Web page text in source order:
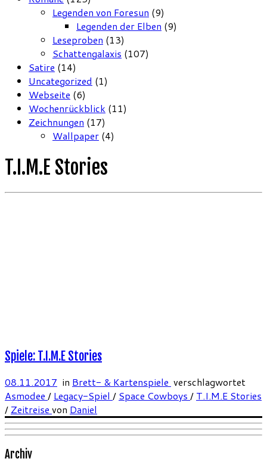
Legenden von Foresun (9)
Legenden der Elben (9)
Leseproben (13)
Schattengalaxis (107)
Satire (14)
Uncategorized (1)
Webseite (6)
Wochenrückblick (11)
Zeichnungen (17)
Wallpaper (4)
T.I.M.E Stories
Spiele: T.I.M.E Stories
08.11.2017 in Brett- & Kartenspiele verschlagwortet
Asmodee / Legacy-Spiel / Space Cowboys / T.I.M.E Stories
/ Zeitreise von Daniel
Archiv